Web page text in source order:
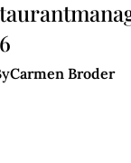
Carmen Broder